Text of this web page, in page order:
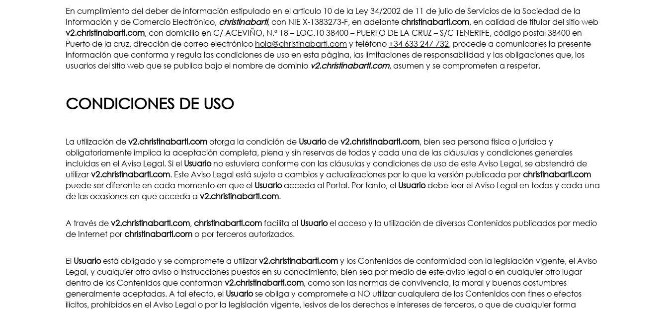
En cumplimiento del deber de información estipulado en el artículo 10 de la Ley 34/2002 de 11 de julio de Servicios de la Sociedad de la
Información y de Comercio Electrónico, christinabartl, con NIE X-1383273-F, en adelante christinabartl.com, en calidad de titular del sitio web
v2.christinabartl.com, con domicilio en C/ ACEVIÑO, N.º 18 – LOC.10 38400 – PUERTO DE LA CRUZ – S/C TENERIFE, código postal 38400 en
Puerto de la cruz, dirección de correo electrónico hola@christinabartl.com y teléfono +34 633 247 732, procede a comunicarles la presente
información que conforma y regula las condiciones de uso en esta página, las limitaciones de responsabilidad y las obligaciones que, los
usuarios del sitio web que se publica bajo el nombre de dominio v2.christinabartl.com, asumen y se comprometen a respetar.
CONDICIONES DE USO
La utilización de v2.christinabartl.com otorga la condición de Usuariode v2.christinabartl.com, bien sea persona física o jurídica y
obligatoriamente implica la aceptación completa, plena y sin reservas de todas y cada una de las cláusulas y condiciones generales
incluidas en el Aviso Legal. Si el Usuariono estuviera conforme con las cláusulas y condiciones de uso de este Aviso Legal, se abstendrá de
utilizar v2.christinabartl.com. Este Aviso Legal está sujeto a cambios y actualizaciones por lo que la versión publicada por christinabartl.com
puede ser diferente en cada momento en que el Usuarioacceda al Portal. Por tanto, el Usuariodebe leer el Aviso Legal en todas y cada una
de las ocasiones en que acceda a v2.christinabartl.com.
A través de v2.christinabartl.com, christinabartl.com facilita al Usuarioel acceso y la utilización de diversos Contenidos publicados por medio
de Internet por christinabartl.com o por terceros autorizados.
El Usuarioestá obligado y se compromete a utilizar v2.christinabartl.com y los Contenidos de conformidad con la legislación vigente, el Aviso
Legal, y cualquier otro aviso o instrucciones puestos en su conocimiento, bien sea por medio de este aviso legal o en cualquier otro lugar
dentro de los Contenidos que conforman v2.christinabartl.com, como son las normas de convivencia, la moral y buenas costumbres
generalmente aceptadas. A tal efecto, el Usuariose obliga y compromete a NO utilizar cualquiera de los Contenidos con fines o efectos
ilícitos, prohibidos en el Aviso Legal o por la legislación vigente, lesivos de los derechos e intereses de terceros, o que de cualquier forma